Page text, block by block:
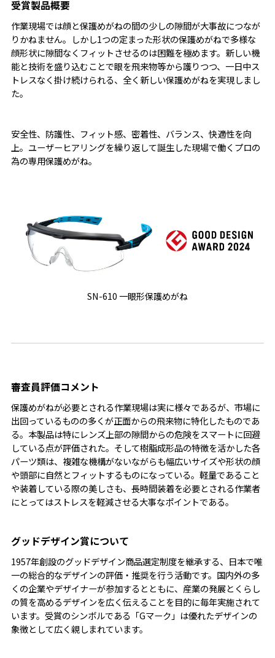
受賞製品概要
作業現場では顔と保護めがねの間の少しの隙間が大事故につなが
りかねません。しかし1つの定まった形状の保護めがねで多様な
顔形状に隙間なくフィットさせるのは困難を極めます。新しい機
能と技術を盛り込むことで眼を飛来物等から護りつつ、一日中ス
トレスなく掛け続けられる、全く新しい保護めがねを実現しまし
た。
安全性、防護性、フィット感、密着性、バランス、快適性を向
上。ユーザーヒアリングを繰り返して誕生した現場で働くプロの
為の専用保護めがね。
SN-610 一眼形保護めがね
審査員評価コメント
保護めがねが必要とされる作業現場は実に様々であるが、市場に
出回っているものの多くが正面からの飛来物に特化したものであ
る。本製品は特にレンズ上部の隙間からの危険をスマートに回避
している点が評価された。そして樹脂成形品の特徴を活かした各
パーツ類は、複雑な機構がないながらも幅広いサイズや形状の顔
や頭部に自然とフィットするものになっている。軽量であること
や装着している際の美しさも、長時間装着を必要とされる作業者
にとってはストレスを軽減させる大事なポイントである。
グッドデザイン賞について
1957年創設のグッドデザイン商品選定制度を継承する、日本で唯
一の総合的なデザインの評価・推奨を行う活動です。国内外の多
くの企業やデザイナーが参加するとともに、産業の発展とくらし
の質を高めるデザインを広く伝えることを目的に毎年実施されて
います。受賞のシンボルである「Gマーク」は優れたデザインの
象徴として広く親しまれています。